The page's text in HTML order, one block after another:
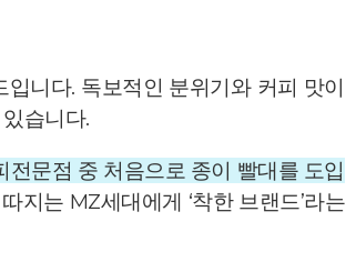
니다. 독보적인 분위기와 커피 맛이
습니다.
문점 중 처음으로 종이 빨대를 도입
지는 MZ세대에게 ‘착한 브랜드’라는